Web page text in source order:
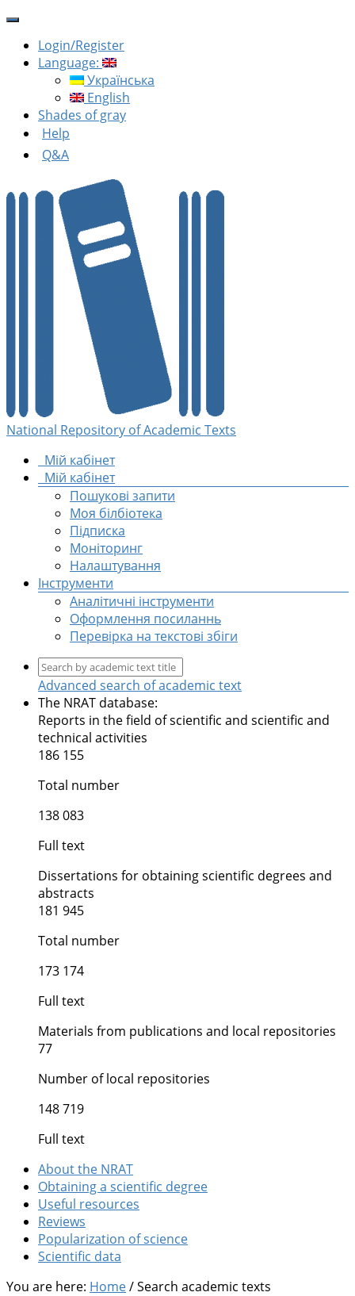
Login/Register
Language:
Українська
English
Shades of gray
Help
Q&A
National Repository of Academic Texts
Мій кабінет
Мій кабінет
Пошукові запити
Моя білбіотека
Підписка
Моніторинг
Налаштування
Інструменти
Аналітичні інструменти
Оформлення посиланнь
Перевірка на текстові збіги
Advanced search of academic text
The NRAT database:
Reports in the field of scientific and scientific and
technical activities
186 155
Total number
138 083
Full text
Dissertations for obtaining scientific degrees and
abstracts
181 945
Total number
173 174
Full text
Materials from publications and local repositories
77
Number of local repositories
148 719
Full text
About the NRAT
Obtaining a scientific degree
Useful resources
Reviews
Popularization of science
Scientific data
You are here: Home/Search academic texts